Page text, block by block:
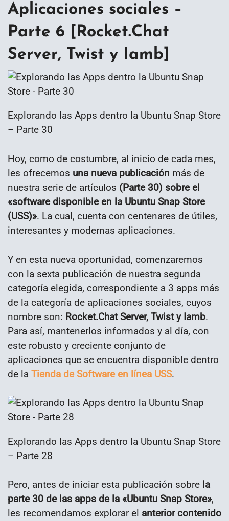
Aplicaciones sociales –
Parte 6 [Rocket.Chat
Server, Twist y Iamb]
Explorando las Apps dentro la Ubuntu Snap Store
– Parte 30
Hoy, como de costumbre, al inicio de cada mes,
les ofrecemos una nueva publicación más de
nuestra serie de artículos (Parte 30) sobre el
«software disponible en la Ubuntu Snap Store
(USS)». La cual, cuenta con centenares de útiles,
interesantes y modernas aplicaciones.
Y en esta nueva oportunidad, comenzaremos
con la sexta publicación de nuestra segunda
categoría elegida, correspondiente a 3 apps más
de la categoría de aplicaciones sociales, cuyos
nombre son: Rocket.Chat Server, Twist y Iamb.
Para así, mantenerlos informados y al día, con
este robusto y creciente conjunto de
aplicaciones que se encuentra disponible dentro
de la Tienda de Software en línea USS.
Explorando las Apps dentro la Ubuntu Snap Store
– Parte 28
Pero, antes de iniciar esta publicación sobre la
parte 30 de las apps de la «Ubuntu Snap Store»,
les recomendamos explorar el anterior contenido